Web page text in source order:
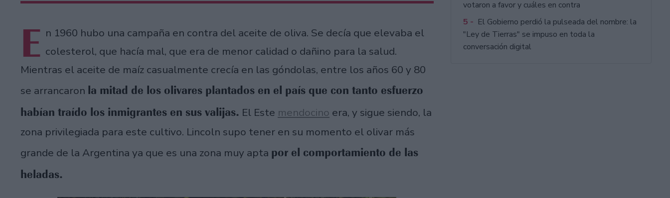
E n 1960 hubo una campaña en contra del aceite de oliva. Se decía que elevaba el
colesterol, que hacía mal, que era de menor calidad o dañino para la salud.
Mientras el aceite de maíz casualmente crecía en las góndolas, entre los años 60 y 80
se arrancaron la mitad de los olivares plantados en el país que con tanto esfuerzo
habían traído los inmigrantes en sus valijas. El Este mendocino era, y sigue siendo, la
zona privilegiada para este cultivo. Lincoln supo tener en su momento el olivar más
grande de la Argentina ya que es una zona muy apta por el comportamiento de las
heladas.
votaron a favor y cuáles en contra
5 - El Gobierno perdió la pulseada del nombre: la
"Ley de Tierras" se impuso en toda la
conversación digital